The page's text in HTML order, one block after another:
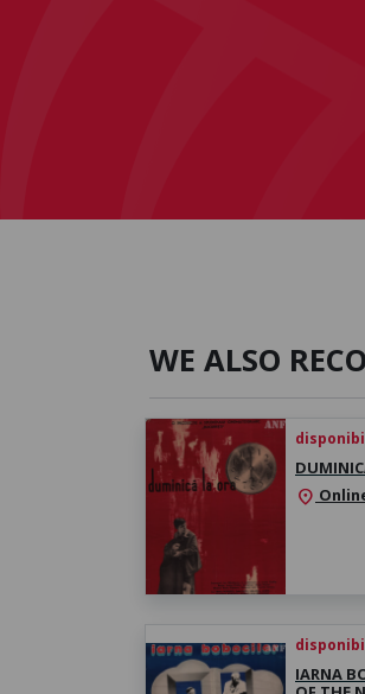
WE ALSO
location_on
IARNA